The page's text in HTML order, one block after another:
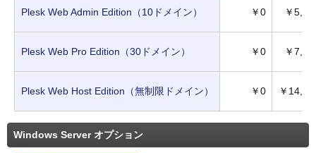
Plesk Web Admin Edition（10ドメイン） ￥0 ￥
Plesk Web Pro Edition（30ドメイン） ￥0 ￥
Plesk Web Host Edition（無制限ドメイン） ￥0 ￥
Windows Server オプション